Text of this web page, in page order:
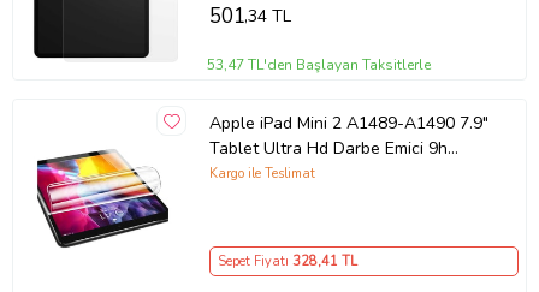
501,34 TL
53,47 TL'den Başlayan Taksitlerle
Apple iPad Mini 2 A1489-A1490 7.9"
Tablet Ultra Hd Darbe Emici 9h
Nano Ekran Koruyucu
Kargo ile Teslimat
Sepet Fiyatı 328,41 TL